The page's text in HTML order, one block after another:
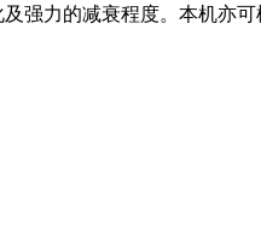
力的减衰程度。本机亦